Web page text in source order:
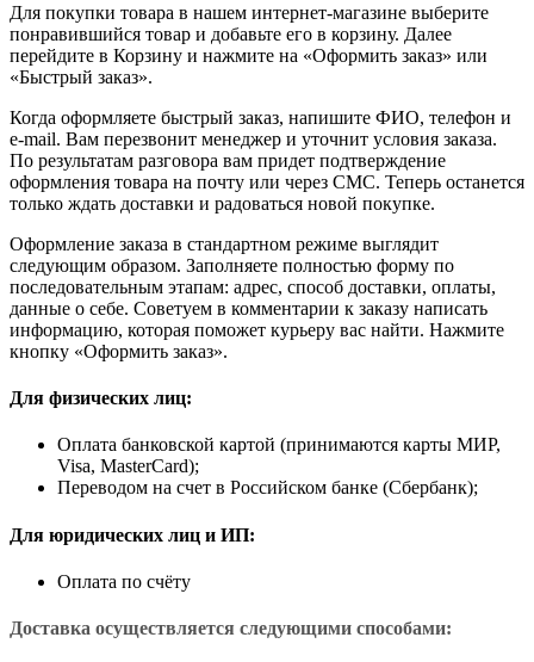
Для покупки товара в нашем интернет-магазине выберите
понравившийся товар и добавьте его в корзину. Далее
перейдите в Корзину и нажмите на «Оформить заказ» или
«Быстрый заказ».
Когда оформляете быстрый заказ, напишите ФИО, телефон и
e-mail. Вам перезвонит менеджер и уточнит условия заказа.
По результатам разговора вам придет подтверждение
оформления товара на почту или через СМС. Теперь останется
только ждать доставки и радоваться новой покупке.
Оформление заказа в стандартном режиме выглядит
следующим образом. Заполняете полностью форму по
последовательным этапам: адрес, способ доставки, оплаты,
данные о себе. Советуем в комментарии к заказу написать
информацию, которая поможет курьеру вас найти. Нажмите
кнопку «Оформить заказ».
Для физических лиц:
Оплата банковской картой (принимаются карты МИР,
Visa, MasterCard);
Переводом на счет в Российском банке (Сбербанк);
Для юридических лиц и ИП:
Оплата по счёту
Доставка осуществляется следующими способами: